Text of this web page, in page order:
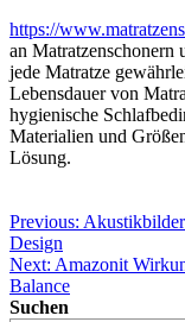
https://
an
jede Matratze
Lebensdauer von
hygienische
Materialien und
Lösung.
Previous:
Design
Next: Amazonit
Balance
Suchen